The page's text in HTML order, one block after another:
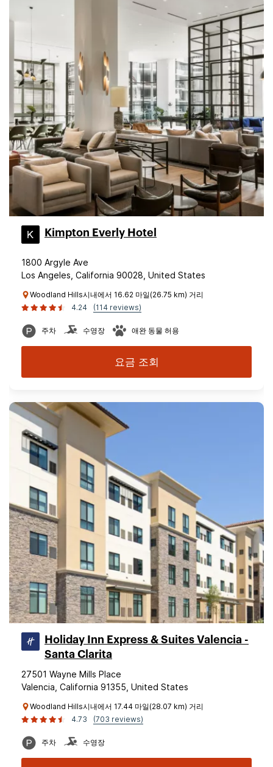
Kimpton Everly Hotel
1800 Argyle Ave
Los Angeles, California 90028, United States
Woodland Hills시내에서 16.62 마일(26.75 km) 거리
4.24
(114 reviews)
주차 수영장 애완 동물 허용
요금 조회
Holiday Inn Express & Suites Valencia -
Santa Clarita
27501 Wayne Mills Place
Valencia, California 91355, United States
Woodland Hills시내에서 17.44 마일(28.07 km) 거리
4.73
(703 reviews)
주차 수영장